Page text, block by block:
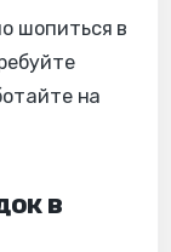
шопиться в
на
в